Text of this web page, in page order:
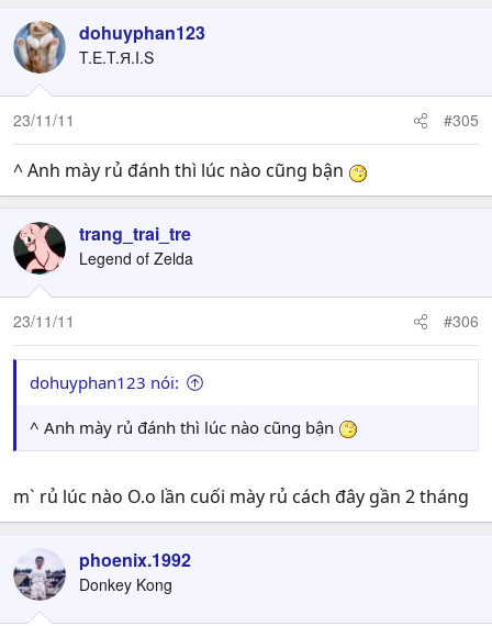
dohuyphan123
T.E.T.Я.I.S
23/11/11 #305
^ Anh mày rủ đánh thì lúc nào cũng bận
trang_trai_tre
Legend of Zelda
23/11/11 #306
dohuyphan123 nói:
^ Anh mày rủ đánh thì lúc nào cũng bận
m` rủ lúc nào O.o lần cuối mày rủ cách đây gần 2 tháng
phoenix.1992
Donkey Kong